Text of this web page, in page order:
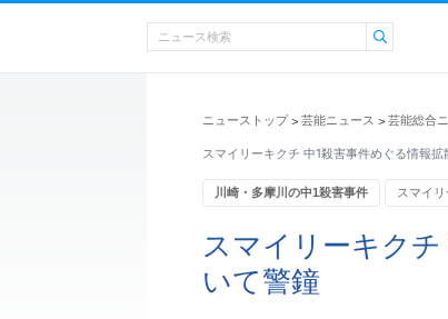
ニューストップ > 芸能ニュース > 芸能総合
スマイリーキクチ 中1殺害事件めぐる情報
川崎・多摩川の中1殺害事件 スマイ
スマイリーキク
いて警鐘